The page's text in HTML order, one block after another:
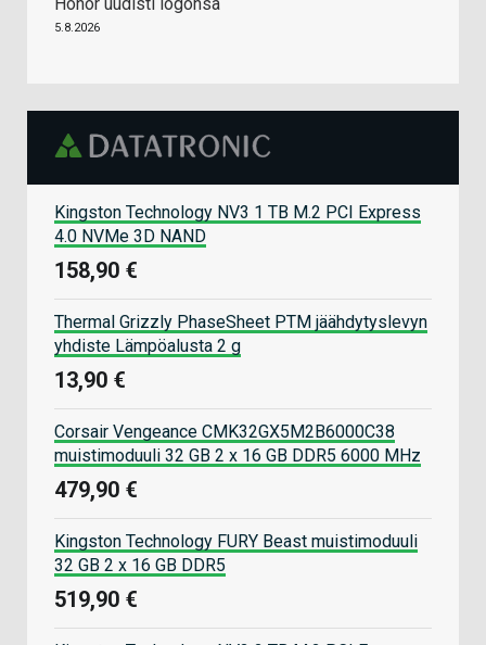
5.8.2026
Kingston Technology NV3 1 TB M.2 PCI Express
4.0 NVMe 3D NAND
158,90 €
Thermal Grizzly PhaseSheet PTM jäähdytyslevyn
yhdiste Lämpöalusta 2 g
13,90 €
Corsair Vengeance CMK32GX5M2B6000C38
muistimoduuli 32 GB 2 x 16 GB DDR5 6000 MHz
479,90 €
Kingston Technology FURY Beast muistimoduuli
32 GB 2 x 16 GB DDR5
519,90 €